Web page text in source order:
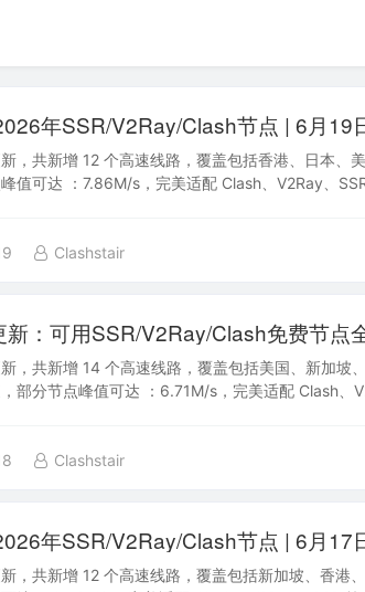
年SSR/V2Ray/Clash节点 | 6月19
，共新增 12 个高速线路，覆盖包括香港、日本、
值可达 ：7.86M/s，完美适配 Clash、V2Ray、
Clashstair
：可用SSR/V2Ray/Clash免费节点
，共新增 14 个高速线路，覆盖包括美国、新加坡
部分节点峰值可达 ：6.71M/s，完美适配 Clash、
Clashstair
年SSR/V2Ray/Clash节点 | 6月17
，共新增 12 个高速线路，覆盖包括新加坡、香港